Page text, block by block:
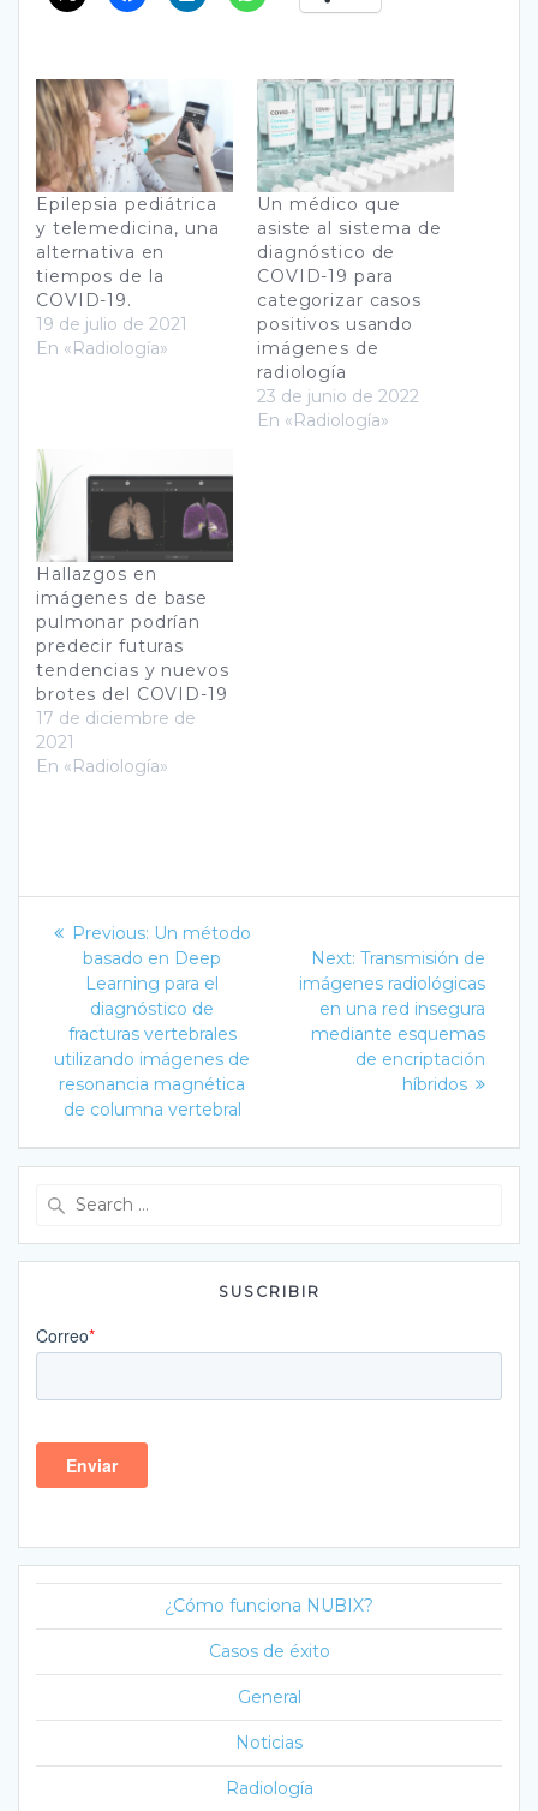
Epilepsia pediátrica
y telemedicina, una
alternativa en
tiempos de la
COVID-19.
19 de julio de 2021
En «Radiología»
Un médico que
asiste al sistema de
diagnóstico de
COVID-19 para
categorizar casos
positivos usando
imágenes de
radiología
23 de junio de 2022
En «Radiología»
Hallazgos en
imágenes de base
pulmonar podrían
predecir futuras
tendencias y nuevos
brotes del COVID-19
17 de diciembre de
2021
En «Radiología»
Navegación
entradas
Previous: Previous
post:
Un método
basado en Deep
Learning para el
diagnóstico de
fracturas vertebrales
utilizando imágenes de
resonancia magnética
de columna vertebral
Next: Next
post:
Transmisión de
imágenes radiológicas
en una red insegura
mediante esquemas
de encriptación
híbridos
SUSCRIBIR
¿Cómo funciona NUBIX?
Casos de éxito
General
Noticias
Radiología